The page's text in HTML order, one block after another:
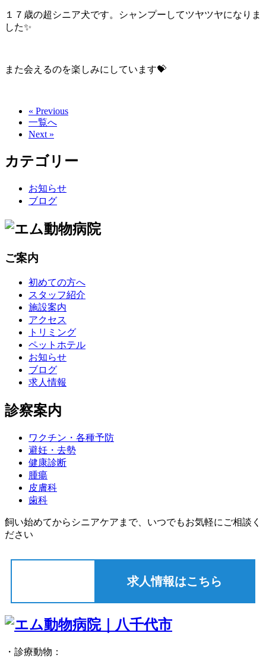
１７歳の超シニア犬です。シャンプーしてツヤツヤになりま
した✨
また会えるのを楽しみにしています💝
« Previous
一覧へ
Next »
カテゴリー
お知らせ
ブログ
ご案内
初めての方へ
スタッフ紹介
施設案内
アクセス
トリミング
ペットホテル
お知らせ
ブログ
求人情報
診察案内
ワクチン・各種予防
避妊・去勢
健康診断
腫瘍
皮膚科
歯科
飼い始めてからシニアケアまで、いつでもお気軽にご相談く
ださい
求人情報はこちら
・診療動物：